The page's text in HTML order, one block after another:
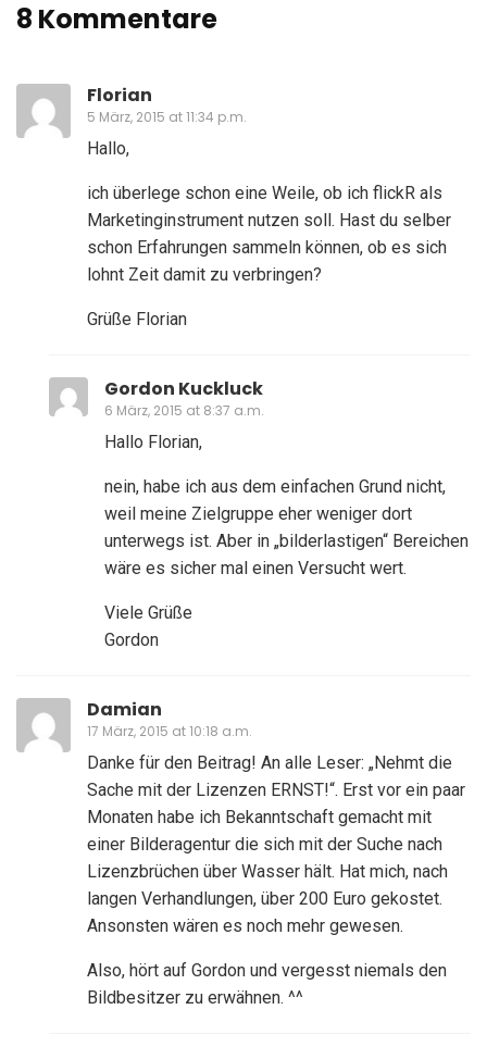
8 Kommentare
Florian
5 März, 2015 at 11:34 p.m.
Hallo,
ich überlege schon eine Weile, ob ich flickR als
Marketinginstrument nutzen soll. Hast du selber
schon Erfahrungen sammeln können, ob es sich
lohnt Zeit damit zu verbringen?
Grüße Florian
Gordon Kuckluck
6 März, 2015 at 8:37 a.m.
Hallo Florian,
nein, habe ich aus dem einfachen Grund nicht,
weil meine Zielgruppe eher weniger dort
unterwegs ist. Aber in „bilderlastigen“ Bereichen
wäre es sicher mal einen Versucht wert.
Viele Grüße
Gordon
Damian
17 März, 2015 at 10:18 a.m.
Danke für den Beitrag! An alle Leser: „Nehmt die
Sache mit der Lizenzen ERNST!“. Erst vor ein paar
Monaten habe ich Bekanntschaft gemacht mit
einer Bilderagentur die sich mit der Suche nach
Lizenzbrüchen über Wasser hält. Hat mich, nach
langen Verhandlungen, über 200 Euro gekostet.
Ansonsten wären es noch mehr gewesen.
Also, hört auf Gordon und vergesst niemals den
Bildbesitzer zu erwähnen. ^^